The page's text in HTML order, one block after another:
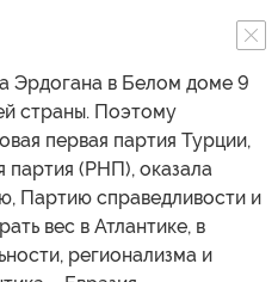
Эрдогана в Белом доме 9
страны. Поэтому
первая партия Турции,
партия (РНП), оказала
Партию справедливости и
вес в Атлантике, в
регионализма и